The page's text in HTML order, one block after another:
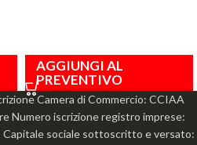
AGGIUNGI AL
PREVENTIVO
Camera di Commercio: CCIAA
Numero iscrizione registro imprese:
Capitale sociale sottoscritto e versato: